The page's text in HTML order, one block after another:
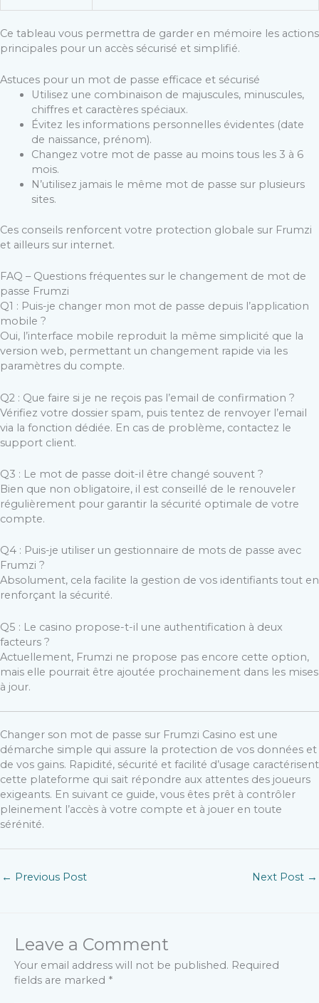
Ce tableau vous permettra de garder en mémoire les actions
principales pour un accès sécurisé et simplifié.
Astuces pour un mot de passe efficace et sécurisé
Utilisez une combinaison de majuscules, minuscules,
chiffres et caractères spéciaux.
Évitez les informations personnelles évidentes (date
de naissance, prénom).
Changez votre mot de passe au moins tous les 3 à 6
mois.
N’utilisez jamais le même mot de passe sur plusieurs
sites.
Ces conseils renforcent votre protection globale sur Frumzi
et ailleurs sur internet.
FAQ – Questions fréquentes sur le changement de mot de
passe Frumzi
Q1 : Puis-je changer mon mot de passe depuis l’application
mobile ?
Oui, l’interface mobile reproduit la même simplicité que la
version web, permettant un changement rapide via les
paramètres du compte.
Q2 : Que faire si je ne reçois pas l’email de confirmation ?
Vérifiez votre dossier spam, puis tentez de renvoyer l’email
via la fonction dédiée. En cas de problème, contactez le
support client.
Q3 : Le mot de passe doit-il être changé souvent ?
Bien que non obligatoire, il est conseillé de le renouveler
régulièrement pour garantir la sécurité optimale de votre
compte.
Q4 : Puis-je utiliser un gestionnaire de mots de passe avec
Frumzi ?
Absolument, cela facilite la gestion de vos identifiants tout en
renforçant la sécurité.
Q5 : Le casino propose-t-il une authentification à deux
facteurs ?
Actuellement, Frumzi ne propose pas encore cette option,
mais elle pourrait être ajoutée prochainement dans les mises
à jour.
Changer son mot de passe sur Frumzi Casino est une
démarche simple qui assure la protection de vos données et
de vos gains. Rapidité, sécurité et facilité d’usage caractérisent
cette plateforme qui sait répondre aux attentes des joueurs
exigeants. En suivant ce guide, vous êtes prêt à contrôler
pleinement l’accès à votre compte et à jouer en toute
sérénité.
← Previous Post Next Post →
Leave a Comment
Your email address will not be published. Required
fields are marked *